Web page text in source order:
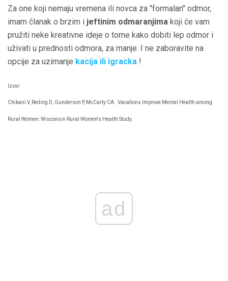
Za one koji nemaju vremena ili novca za "formalan" odmor,
imam članak o brzim i jeftinim odmaranjima koji će vam
pružiti neke kreativne ideje o tome kako dobiti lep odmor i
uživati ​​u prednosti odmora, za manje. I ne zaboravite na
opcije za uzimanje kacija ili igracka !
Izvor:
Chikani V, Reding D, Gunderson P, McCarty CA. Vacations Improve Mental Health among
Rural Women: Wisconsin Rural Women's Health Study.
ad